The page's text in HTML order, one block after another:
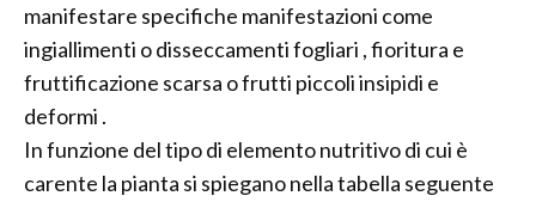
manifestare specifiche manifestazioni come
ingiallimenti o disseccamenti fogliari , fioritura e
fruttificazione scarsa o frutti piccoli insipidi e
deformi .
In funzione del tipo di elemento nutritivo di cui è
carente la pianta si spiegano nella tabella seguente